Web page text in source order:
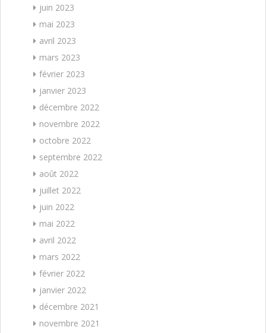
juin 2023
mai 2023
avril 2023
mars 2023
février 2023
janvier 2023
décembre 2022
novembre 2022
octobre 2022
septembre 2022
août 2022
juillet 2022
juin 2022
mai 2022
avril 2022
mars 2022
février 2022
janvier 2022
décembre 2021
novembre 2021